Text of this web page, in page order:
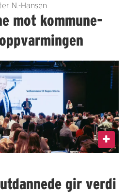
N.-Hansen
mot kommune-
gir verdi